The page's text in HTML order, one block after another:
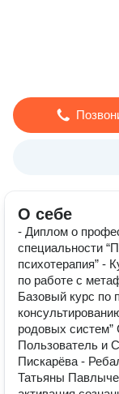
О себе
- Диплом о
специальности
психотерапия” -
по работе с
Базовый курс по
родовых
Пользователь и
Пискарёва -
Татьяны